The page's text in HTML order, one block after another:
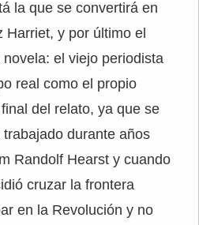
la que se convertirá en
Harriet, y por último el
el viejo periodista
real como el propio
del relato, ya que se
durante años
Randolf Hearst y cuando
cruzar la frontera
en la Revolución y no